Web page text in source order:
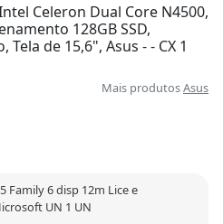
Celeron Dual Core N4500,
128GB SSD,
de 15,6", Asus - - CX 1
Mais produtosAsus
Family 6 disp 12m Lice e
UN 1 UN